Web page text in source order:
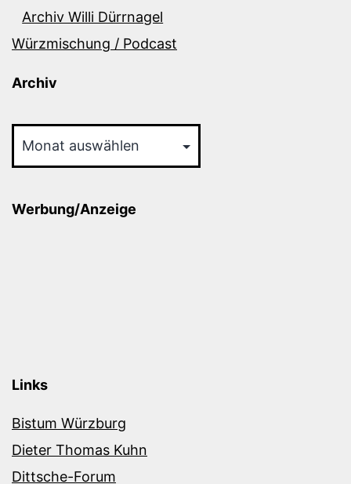
Archiv Willi Dürrnagel
Würzmischung / Podcast
Archiv
Werbung/Anzeige
Links
Bistum Würzburg
Dieter Thomas Kuhn
Dittsche-Forum